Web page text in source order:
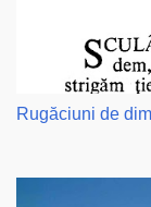
Rugăciuni de